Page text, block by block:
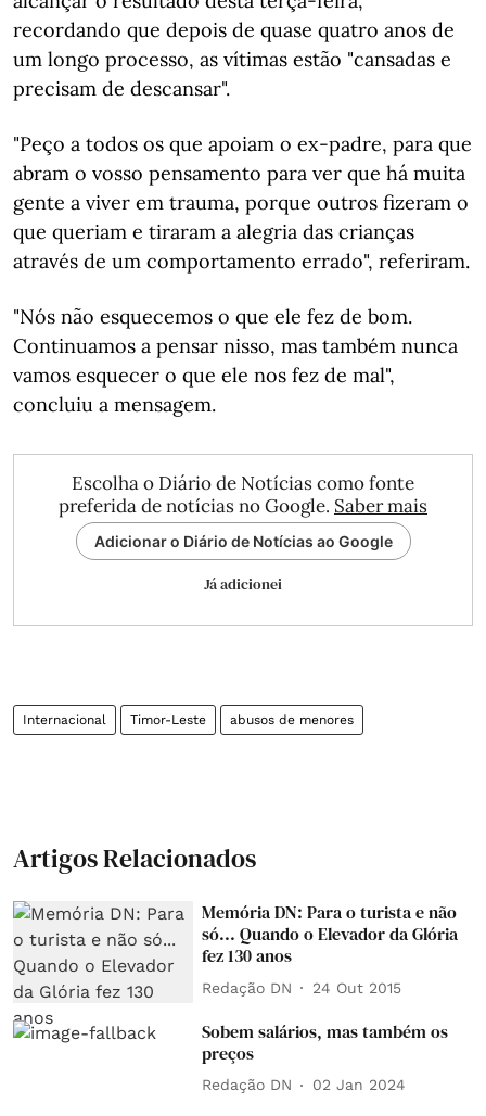
recordando que depois de quase quatro anos de
um longo processo, as vítimas estão "cansadas e
precisam de descansar".
"Peço a todos os que apoiam o ex-padre, para que
abram o vosso pensamento para ver que há muita
gente a viver em trauma, porque outros fizeram o
que queriam e tiraram a alegria das crianças
através de um comportamento errado", referiram.
"Nós não esquecemos o que ele fez de bom.
Continuamos a pensar nisso, mas também nunca
vamos esquecer o que ele nos fez de mal",
concluiu a mensagem.
Escolha o Diário de Notícias como fonte
preferida de notícias no Google. Saber mais
Adicionar o Diário de Notícias ao Google
Já adicionei
Internacional Timor-Leste abusos de menores
Artigos Relacionados
Memória DN: Para o turista e não
só... Quando o Elevador da Glória
fez 130 anos
Redação DN 24 Out 2015
Sobem salários, mas também os
preços
Redação DN 02 Jan 2024